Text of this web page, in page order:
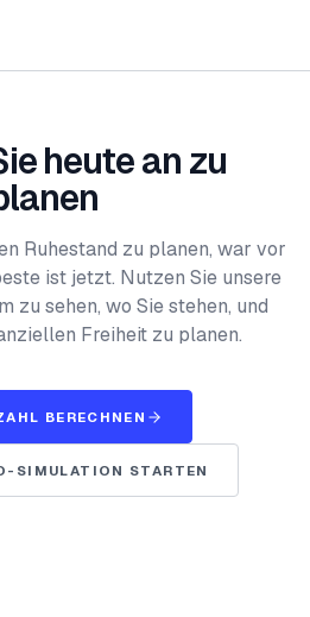
heute an zu
Ruhestand zu planen, war vor
ist jetzt. Nutzen Sie unsere
zu sehen, wo Sie stehen, und
Freiheit zu planen.
BERECHNEN
SIMULATION STARTEN